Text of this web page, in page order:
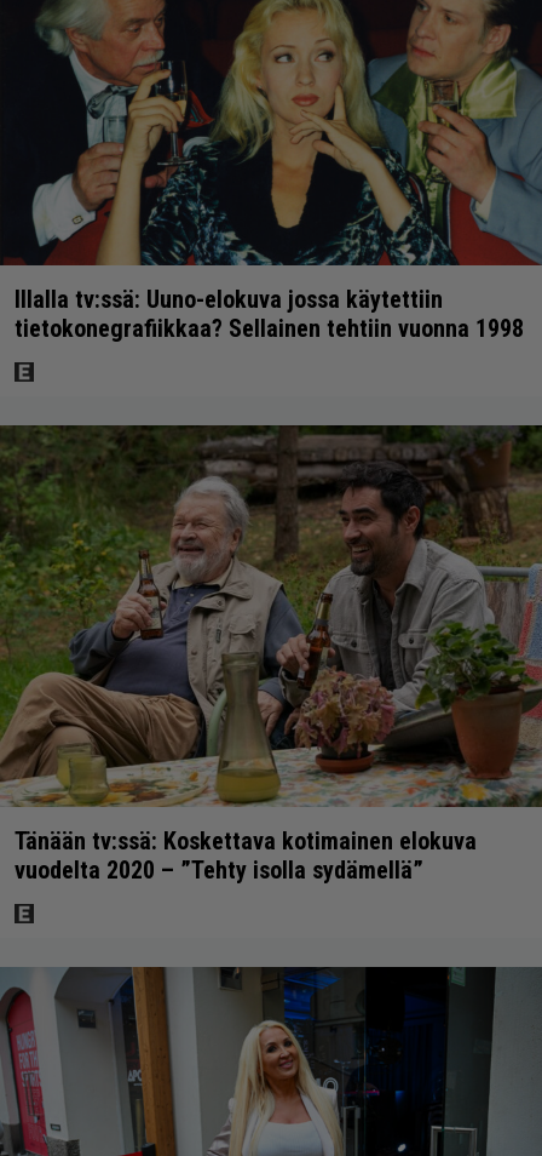
Illalla tv:ssä: Uuno-elokuva jossa käytettiin
tietokonegrafiikkaa? Sellainen tehtiin vuonna 1998
Tänään tv:ssä: Koskettava kotimainen elokuva
vuodelta 2020 – ”Tehty isolla sydämellä”